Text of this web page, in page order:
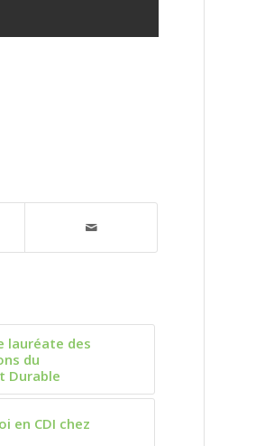
lauréate des
du
Durable
en CDI chez